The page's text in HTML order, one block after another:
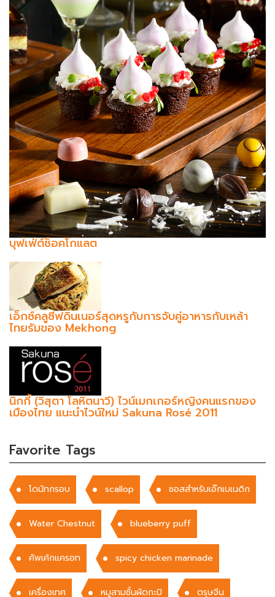
บุฟเฟ่ต์ช็อคโกแลต
เอ็กซ์คลูซีฟดินเนอร์สุดหรูกับการจับคู่อาหารกับเหล้า
ไทยรัมของ Mekhong
นิกกี้ (วิสุตา โลหิตนาวี) ไวน์เมกเกอร์หญิงคนแรกของ
เมืองไทย แนะนำไวน์ใหม่ Sakuna Rosé 2011
Favorite Tags
โดนัทกรอบ scallop ซอสสำหรับเอ๊กเบเนดิก
Water Chestnut blueberry puff
คัพเค้กแครอท spicy chicken marinade
เครื่องเทศ หมููสามชั้นผัดกะปิ ตรุษจีน